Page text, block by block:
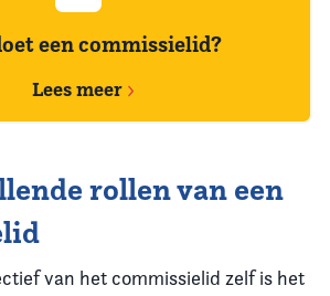
een commissielid?
Lees meer
rollen van een
van het commissielid zelf is het